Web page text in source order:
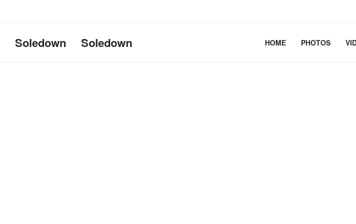
Uname:Linux d69bffeef052 6.12.41+deb13-cloud-amd64 #1 SMP
Soledown Soledown HOME PHOTOS